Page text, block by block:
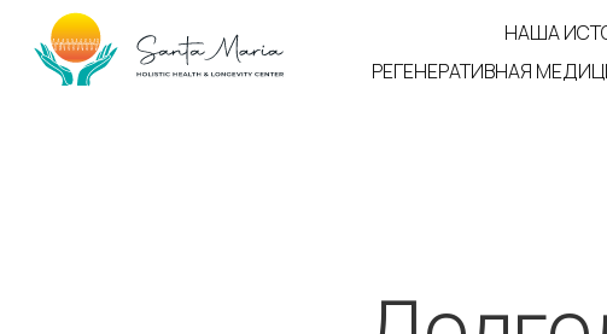
content
НАША
РЕГЕНЕРАТИВНАЯ